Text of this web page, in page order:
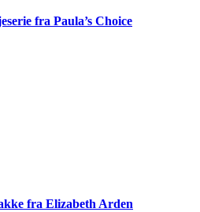
fra Paula’s Choice
fra Elizabeth Arden